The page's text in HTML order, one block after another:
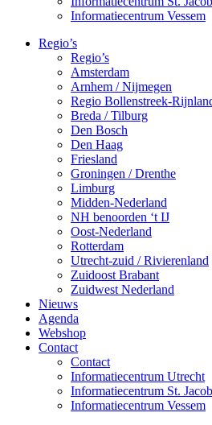
Informatiecentrum Vessem
Regio’s
Regio’s
Amsterdam
Arnhem / Nijmegen
Regio Bollenstreek-
Breda / Tilburg
Den Bosch
Den Haag
Friesland
Groningen / Drenthe
Limburg
Midden-Nederland
NH benoorden ‘t IJ
Oost-Nederland
Rotterdam
Utrecht-zuid / Rivierenland
Zuidoost Brabant
Zuidwest Nederland
Nieuws
Agenda
Webshop
Contact
Contact
Informatiecentrum Utrecht
Informatiecentrum St.
Informatiecentrum Vessem